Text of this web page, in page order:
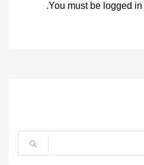
You must be logged in